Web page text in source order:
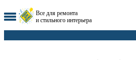
Все для ремонта
и стильного интерьера